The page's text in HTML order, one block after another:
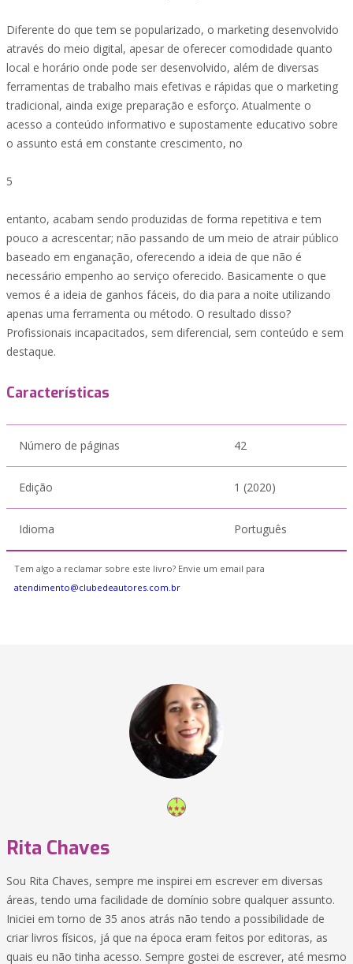
Diferente do que tem se popularizado, o marketing desenvolvido
através do meio digital, apesar de oferecer comodidade quanto
local e horário onde pode ser desenvolvido, além de diversas
ferramentas de trabalho mais efetivas e rápidas que o marketing
tradicional, ainda exige preparação e esforço. Atualmente o
acesso a conteúdo informativo e supostamente educativo sobre
o assunto está em constante crescimento, no
5
entanto, acabam sendo produzidas de forma repetitiva e tem
pouco a acrescentar; não passando de um meio de atrair público
baseado em enganação, oferecendo a ideia de que não é
necessário empenho ao serviço oferecido. Basicamente o que
vemos é a ideia de ganhos fáceis, do dia para a noite utilizando
apenas uma ferramenta ou método. O resultado disso?
Profissionais incapacitados, sem diferencial, sem conteúdo e sem
destaque.
Características
Número de páginas 42
Edição 1 (2020)
Idioma Português
Tem algo a reclamar sobre este livro? Envie um email para
atendimento@clubedeautores.com.br
Rita Chaves
Sou Rita Chaves, sempre me inspirei em escrever em diversas
áreas, tendo uma facilidade de domínio sobre qualquer assunto.
Iniciei em torno de 35 anos atrás não tendo a possibilidade de
criar livros físicos, já que na época eram feitos por editoras, as
quais eu não tinha acesso. Sempre gostei de escrever, até mesmo